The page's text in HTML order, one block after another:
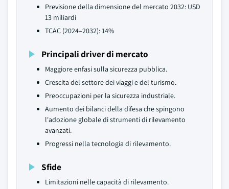
Previsione della dimensione del mercato 2032: USD
13 miliardi
TCAC (2024–2032): 14%
Principali driver di mercato
Maggiore enfasi sulla sicurezza pubblica.
Crescita del settore dei viaggi e del turismo.
Preoccupazioni per la sicurezza industriale.
Aumento dei bilanci della difesa che spingono
l'adozione globale di strumenti di rilevamento
avanzati.
Progressi nella tecnologia di rilevamento.
Sfide
Limitazioni nelle capacità di rilevamento.